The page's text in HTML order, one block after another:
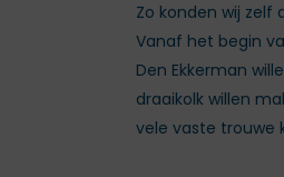
Zo konden wij
Vanaf het begin
Den Ekkerman
draaikolk willen
vele vaste trouwe